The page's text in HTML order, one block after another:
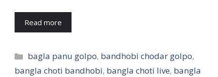
Read more
Categories
bagla panu golpo, bandhobi chodar golpo,
bangla choti bandhobi, bangla choti live, bangla